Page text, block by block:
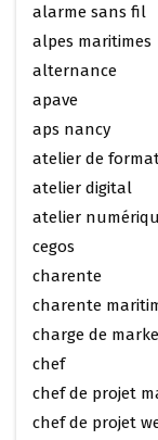
alarme sans fil
alpes maritimes
alternance
apave
aps nancy
atelier de
atelier digital
atelier
cegos
charente
charente
charge de
chef
chef de projet
chef de projet